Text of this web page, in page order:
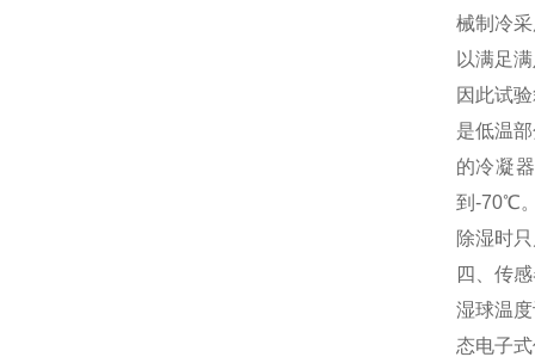
械制冷
以满足
因此试
是低温
的冷凝
到-70℃
除湿时
四、传
湿球温
态电子